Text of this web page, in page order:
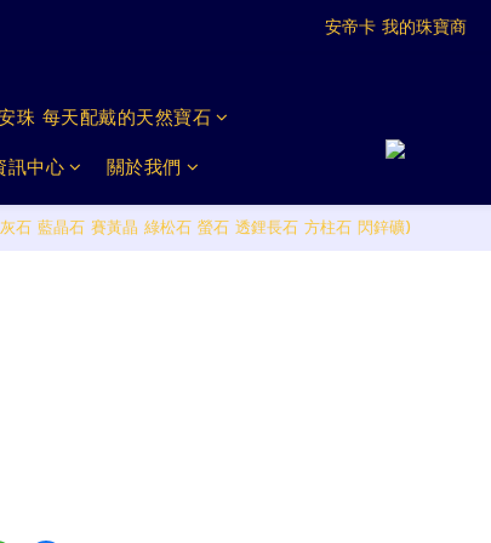
Antica My Jeweller
安帝卡 我的珠寶商
珠 每天配戴的天然寶石
訊中心 關於我們
石 藍晶石 賽黃晶 綠松石 螢石 透鋰長石 方柱石 閃鋅礦)